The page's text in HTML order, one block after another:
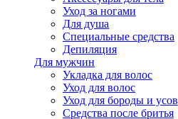
Уход за ногами
Для душа
Специальные средства
Депиляция
Для мужчин
Укладка для волос
Уход для волос
Уход для бороды и усов
Средства после бритья